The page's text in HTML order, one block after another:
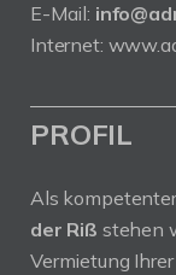
E-Mail:
Internet:
PROFIL
Als
der Riß stehen
Vermietung